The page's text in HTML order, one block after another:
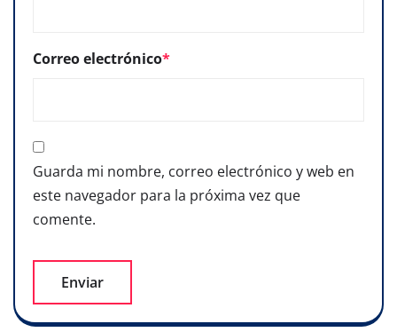
Correo electrónico*
Guarda mi nombre, correo electrónico y web en
este navegador para la próxima vez que
comente.